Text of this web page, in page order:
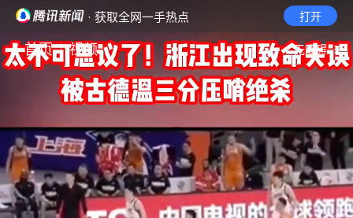
· 获取全网一手热点 打开
首页 视频 无障碍